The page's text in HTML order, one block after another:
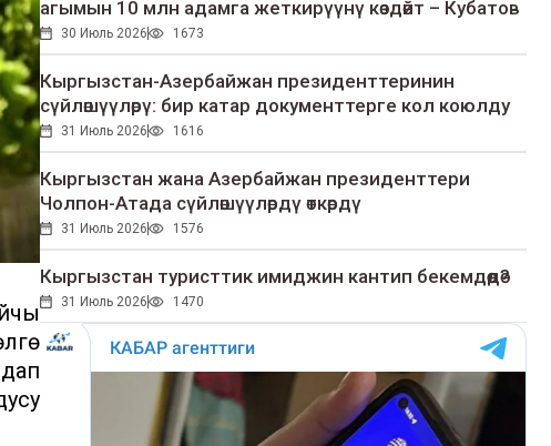
агымын 10 млн адамга жеткирүүнү көздөйт – Кубатов
30 Июль 2026 1673
Кыргызстан-Азербайжан президенттеринин
сүйлөшүүлөрү: бир катар документтерге кол коюлду
31 Июль 2026 1616
Кыргызстан жана Азербайжан президенттери
Чолпон-Атада сүйлөшүүлөрдү өткөрдү
31 Июль 2026 1576
Кыргызстан туристтик имиджин кантип бекемдөөдө?
31 Июль 2026 1470